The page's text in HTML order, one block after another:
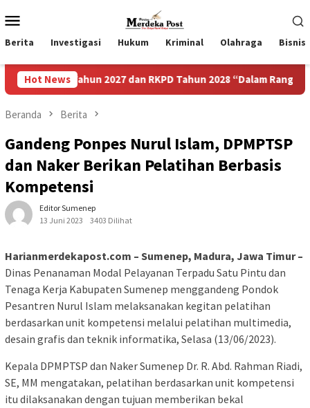
ke
kontenMobile
Berita Investigasi Hukum Kriminal Olahraga Bisnis
Hot News
2027 dan RKPD Tahun 2028 “Dalam Rangka Mewujudkan
Beranda Berita
Gandeng Ponpes Nurul Islam, DPMPTSP
dan Naker Berikan Pelatihan Berbasis
Kompetensi
Editor Sumenep
13 Juni 2023
3403 Dilihat
Harianmerdekapost.com – Sumenep, Madura, Jawa Timur –
Dinas Penanaman Modal Pelayanan Terpadu Satu Pintu dan
Tenaga Kerja Kabupaten Sumenep menggandeng Pondok
Pesantren Nurul Islam melaksanakan kegitan pelatihan
berdasarkan unit kompetensi melalui pelatihan multimedia,
desain grafis dan teknik informatika, Selasa (13/06/2023).
Kepala DPMPTSP dan Naker Sumenep Dr. R. Abd. Rahman Riadi,
SE, MM mengatakan, pelatihan berdasarkan unit kompetensi
itu dilaksanakan dengan tujuan memberikan bekal